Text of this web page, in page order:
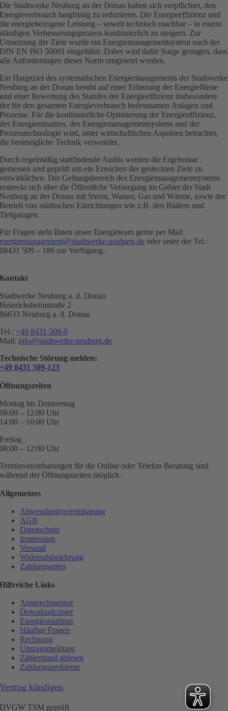
Die Stadtwerke Neuburg an der Donau haben sich verpflichtet, den
Energieverbrauch langfristig zu reduzieren. Die Energieeffizienz und
die energiebezogene Leistung – soweit technisch machbar – in einem
ständigen Verbesserungsprozess kontinuierlich zu steigern. Zur
Umsetzung der Ziele wurde ein Energiemanagementsystem nach der
DIN EN ISO 50001 eingeführt. Dabei wird dafür Sorge getragen, dass
alle Anforderungen dieser Norm umgesetzt werden.
Ein Hauptziel des systematischen Energiemanagements der Stadtwerke
Neuburg an der Donau beruht auf einer Erfassung der Energieflüsse
und einer Bewertung des Standes der Energieeffizienz insbesondere
der für den gesamten Energieverbrauch bedeutsamen Anlagen und
Prozesse. Für die kontinuierliche Optimierung der Energieeffizienz,
des Energieeinsatzes, des Energiemanagementsystems und der
Prozesstechnologie wird, unter wirtschaftlichen Aspekten betrachtet,
die bestmögliche Technik verwendet.
Durch regelmäßig stattfindende Audits werden die Ergebnisse
gemessen und geprüft um ein Erreichen der gesteckten Ziele zu
verwirklichen. Der Geltungsbereich des Energiemanagementsystems
erstreckt sich über die Öffentliche Versorgung im Gebiet der Stadt
Neuburg an der Donau mit Strom, Wasser, Gas und Wärme, sowie der
Betrieb von städtischen Einrichtungen wie z.B. den Bädern und
Tiefgaragen.
Für Fragen steht Ihnen unser Energieteam gerne per Mail
energiemanagement@stadtwerke-neuburg.de oder unter der Tel.:
08431 509 – 186 zur Verfügung.
Kontakt
Stadtwerke Neuburg a. d. Donau
Heinrichsheimstraße 2
86633 Neuburg a. d. Donau
Tel.: +49 8431 509-0
Mail: info@stadtwerke-neuburg.de
Technische Störung melden:
+49 8431 509-123
Öffnungszeiten
Montag bis Donnerstag
08:00 – 12:00 Uhr
14:00 – 16:00 Uhr
Freitag
08:00 – 12:00 Uhr
Terminvereinbarungen für die Online oder Telefon Beratung sind
während der Öffnungszeiten möglich.
Allgemeines
Abwendungsvereinbarung
AGB
Datenschutz
Impressum
Versand
Widerrufsbelehrung
Zahlungsarten
Hilfreiche Links
Ansprechpartner
Downloadcenter
Energiespartipps
Häufige Fragen
Rechnung
Umzugsmeldung
Zählerstand ablesen
Zahlungsprobleme
Vertrag kündigen
DVGW TSM geprüft